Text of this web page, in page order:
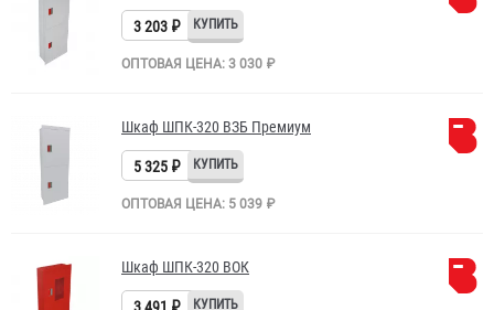
3 203 ₽
ОПТОВАЯ ЦЕНА: 3 030 ₽
Шкаф ШПК-320 ВЗБ Премиум
5 325 ₽
ОПТОВАЯ ЦЕНА: 5 039 ₽
Шкаф ШПК-320 ВОК